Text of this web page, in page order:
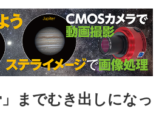
までむき出しになっ